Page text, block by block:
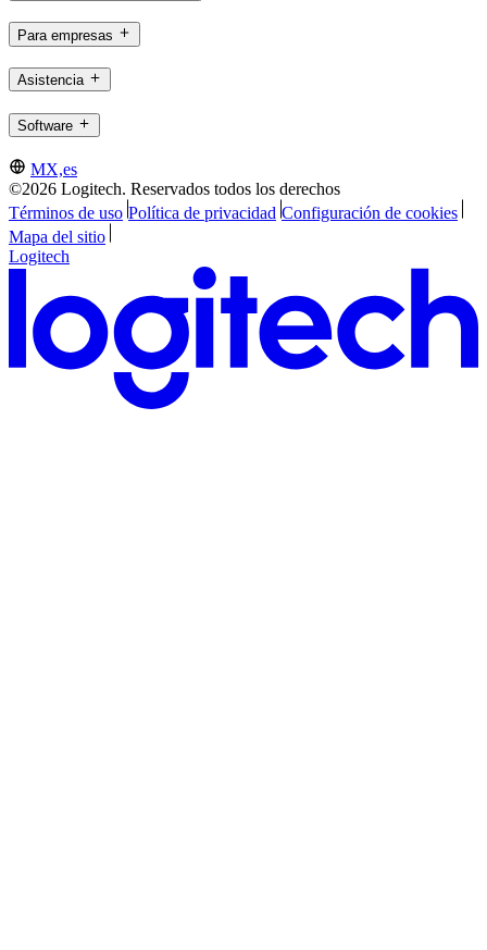
Para empresas
Asistencia
Software
MX,es
©2026 Logitech. Reservados todos los derechos
Términos de uso Política de privacidad Configuración de cookies
Mapa del sitio
Logitech